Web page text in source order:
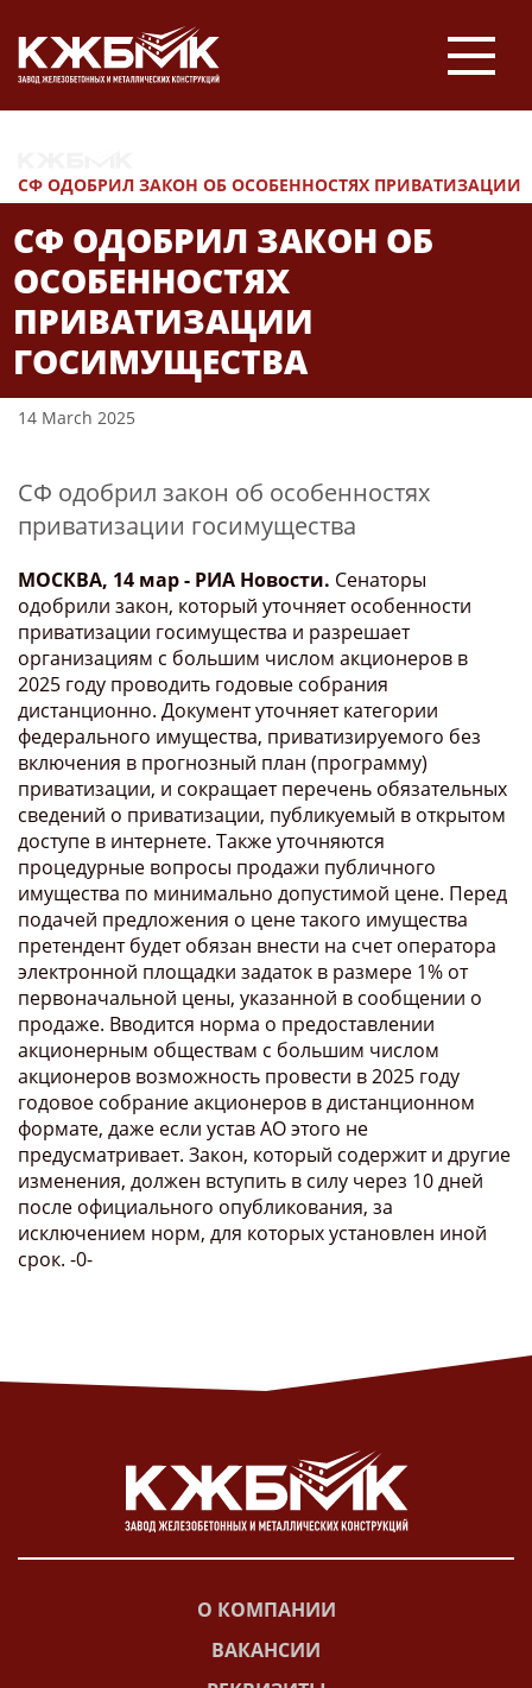
СФ ОДОБРИЛ ЗАКОН ОБ ОСОБЕННОСТЯХ ПРИВАТИЗАЦИИ
ГОСИМУЩЕСТВА
СФ ОДОБРИЛ ЗАКОН ОБ
ОСОБЕННОСТЯХ
ПРИВАТИЗАЦИИ
ГОСИМУЩЕСТВА
14 March 2025
СФ одобрил закон об особенностях
приватизации госимущества
МОСКВА, 14 мар - РИА Новости. Сенаторы
одобрили закон, который уточняет особенности
приватизации госимущества и разрешает
организациям с большим числом акционеров в
2025 году проводить годовые собрания
дистанционно. Документ уточняет категории
федерального имущества, приватизируемого без
включения в прогнозный план (программу)
приватизации, и сокращает перечень обязательных
сведений о приватизации, публикуемый в открытом
доступе в интернете. Также уточняются
процедурные вопросы продажи публичного
имущества по минимально допустимой цене. Перед
подачей предложения о цене такого имущества
претендент будет обязан внести на счет оператора
электронной площадки задаток в размере 1% от
первоначальной цены, указанной в сообщении о
продаже. Вводится норма о предоставлении
акционерным обществам с большим числом
акционеров возможность провести в 2025 году
годовое собрание акционеров в дистанционном
формате, даже если устав АО этого не
предусматривает. Закон, который содержит и другие
изменения, должен вступить в силу через 10 дней
после официального опубликования, за
исключением норм, для которых установлен иной
срок. -0-
О КОМПАНИИ
ВАКАНСИИ